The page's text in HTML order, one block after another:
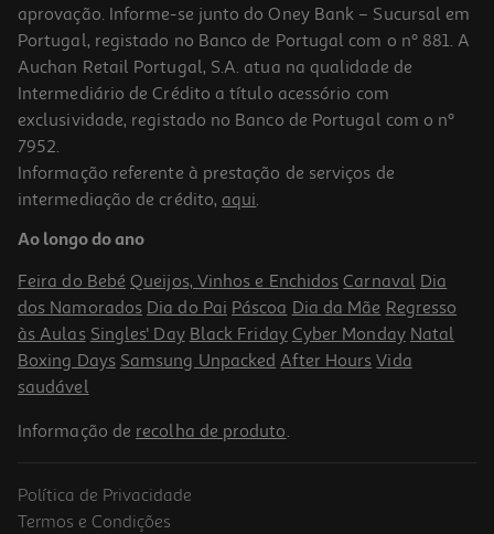
aprovação. Informe-se junto do Oney Bank – Sucursal em
Portugal, registado no Banco de Portugal com o nº 881. A
Auchan Retail Portugal, S.A. atua na qualidade de
Intermediário de Crédito a título acessório com
exclusividade, registado no Banco de Portugal com o nº
7952.
Informação referente à prestação de serviços de
intermediação de crédito, aqui.
Ao longo do ano
Feira do Bebé Queijos, Vinhos e Enchidos Carnaval Dia
dos Namorados Dia do Pai Páscoa Dia da Mãe Regresso
às Aulas Singles' Day Black Friday Cyber Monday Natal
Boxing Days Samsung Unpacked After Hours Vida
saudável
Informação de recolha de produto.
Política de Privacidade
Termos e Condições